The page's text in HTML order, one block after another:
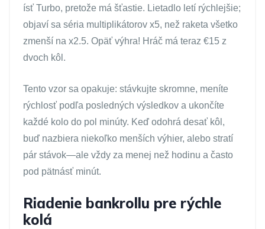
ísť Turbo, pretože má šťastie. Lietadlo letí rýchlejšie;
objaví sa séria multiplikátorov x5, než raketa všetko
zmenší na x2.5. Opäť výhra! Hráč má teraz €15 z
dvoch kôl.
Tento vzor sa opakuje: stávkujte skromne, meníte
rýchlosť podľa posledných výsledkov a ukončíte
každé kolo do pol minúty. Keď odohrá desať kôl,
buď nazbiera niekoľko menších výhier, alebo stratí
pár stávok—ale vždy za menej než hodinu a často
pod pätnásť minút.
Riadenie bankrollu pre rýchle
kolá